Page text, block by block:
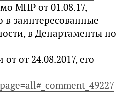
МПР от 01.08.17,
заинтересованные
в Департаменты по
от 24.08.2017, его